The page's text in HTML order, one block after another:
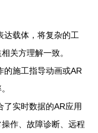
达载体，将复杂的工
关方理解一致。
的施工指导动画或AR
了实时数据的AR应用
作、故障诊断、远程